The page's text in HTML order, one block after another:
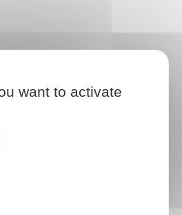
want to activate